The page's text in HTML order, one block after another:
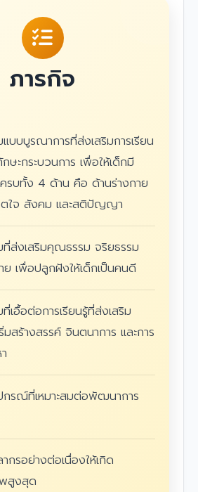
ภารกิจ
บบบูรณาการที่ส่งเสริมการเรียน
ษะกระบวนการ เพื่อให้เด็กมี
บทั้ง 4 ด้าน คือ ด้านร่างกาย
ใจ สังคม และสติปัญญา
ส่งเสริมคุณธรรม จริยธรรม
ย เพื่อปลูกฝังให้เด็กเป็นคนดี
เอื้อต่อการเรียนรู้ที่ส่งเสริม
มสร้างสรรค์ จินตนาการ และการ
รณ์ที่เหมาะสมต่อพัฒนาการ
รอย่างต่อเนื่องให้เกิด
สูงสุด